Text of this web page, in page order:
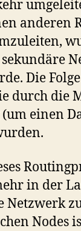
anderen
Die
durch die
einen
in der
Netzwerk
Nodes